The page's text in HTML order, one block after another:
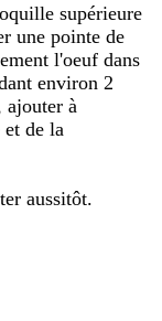
supérieure
une pointe de
l'oeuf dans
environ 2
ajouter à
de la
aussitôt.